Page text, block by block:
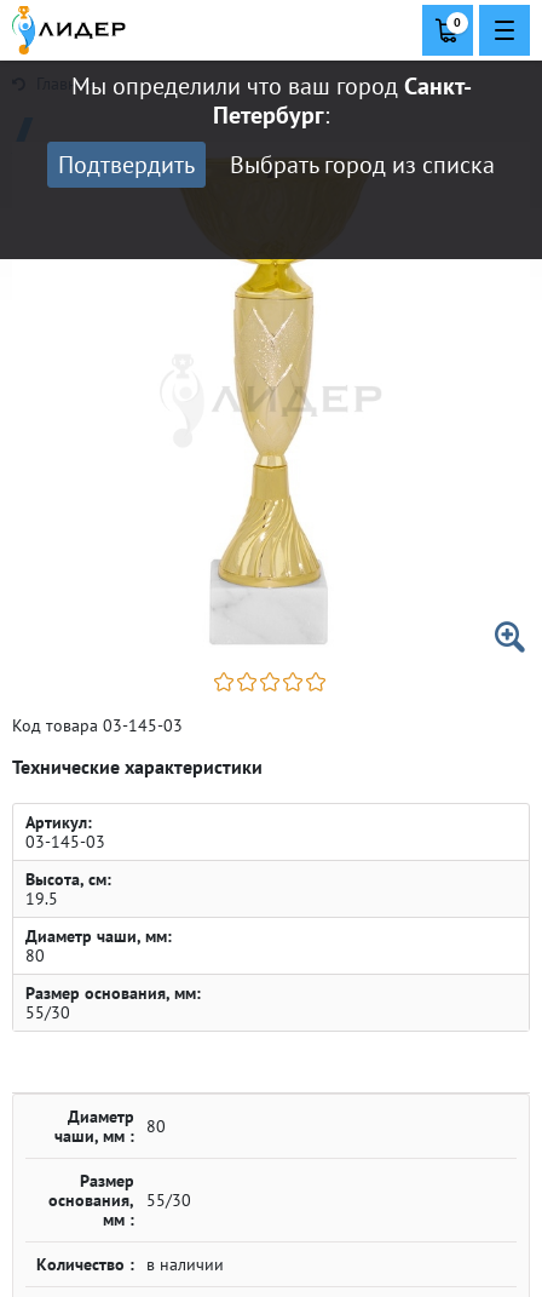
Мы определили что ваш городСанкт-
Петербург:
Подтвердить
Выбрать город из списка
0
Главная
Код товара 03-145-03
Технические характеристики
Артикул:
03-145-03
Высота, см:
19.5
Диаметр чаши, мм:
80
Размер основания, мм:
55/30
Диаметр
чаши, мм :
80
Размер
основания,
мм :
55/30
Количество : в наличии